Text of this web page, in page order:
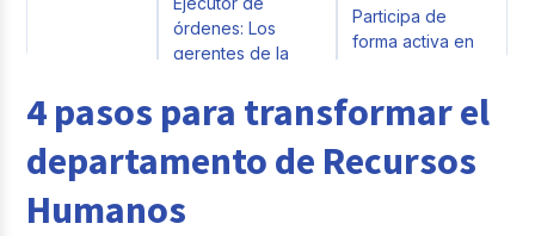
con los
jefes
órdenes: Los
gerentes de la
buscan a recursos
humanos cuando
necesitan tramitar
una contratación o
un despido.
Participa de
forma activa en
aconsejar a los
cómo el personal
4 pasos para transformar el
departamento de Recursos
Humanos